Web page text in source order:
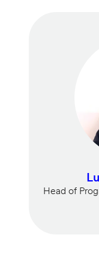
Head of